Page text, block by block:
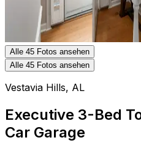
Alle 45 Fotos ansehen
Alle 45 Fotos ansehen
Vestavia Hills, AL
Executive 3-Bed
Car Garage